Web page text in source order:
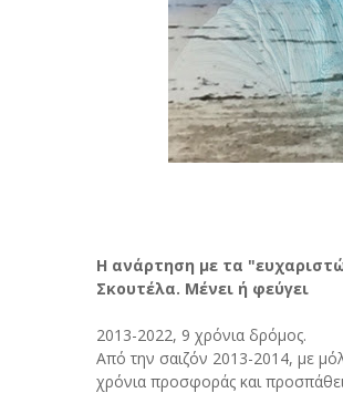
Η ανάρτηση με τα
Σκουτέλα. Μένει ή φεύγει
2013-2022, 9 χρόνια δρόμος.
Από την σαιζόν 2013-2014, με
χρόνια προσφοράς και